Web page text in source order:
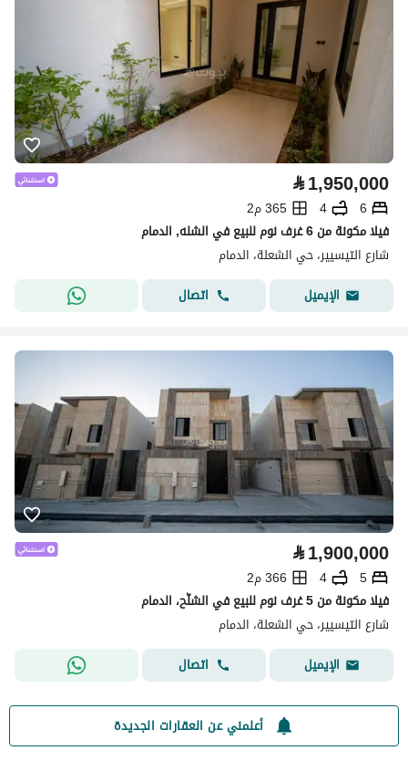
⃁1,950,000
6
4
365 م2
فيلا مكونة من 6 غرف نوم للبيع في الشله, الدمام
شارع التيسيير، حي الشعلة، الدمام
الإيميل
اتصال
⃁1,900,000
5
4
366 م2
فيلا مكونة من 5 غرف نوم للبيع في الشلّح، الدمام
شارع التيسيير، حي الشعلة، الدمام
الإيميل
اتصال
أعلمني عن العقارات الجديدة